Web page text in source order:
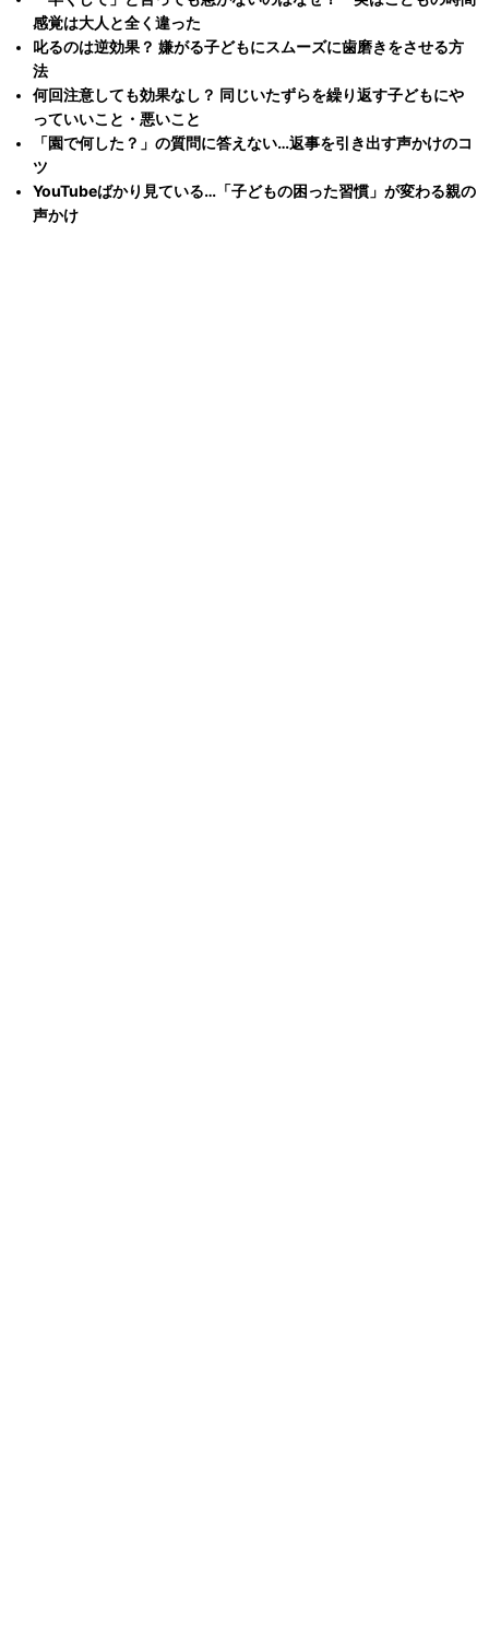
感覚は大人と全く違った
叱るのは逆効果？ 嫌がる子どもにスムーズに歯磨きをさせる方
法
何回注意しても効果なし？ 同じいたずらを繰り返す子どもにや
っていいこと・悪いこと
「園で何した？」の質問に答えない…返事を引き出す声かけのコ
ツ
YouTubeばかり見ている…「子どもの困った習慣」が変わる親の
声かけ